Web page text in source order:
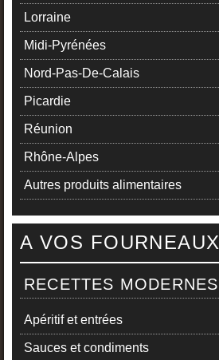
Lorraine
Midi-Pyrénées
Nord-Pas-De-Calais
Picardie
Réunion
Rhône-Alpes
Autres produits alimentaires
A VOS FOURNEAUX
RECETTES MODERNES
Apéritif et entrées
Sauces et condiments